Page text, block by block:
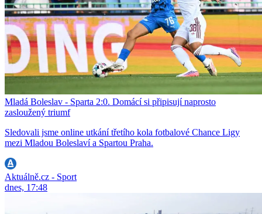
Mladá Boleslav - Sparta 2:0. Domácí si připisují naprosto
zasloužený triumf
Sledovali jsme online utkání třetího kola fotbalové Chance Ligy
mezi Mladou Boleslaví a Spartou Praha.
Aktuálně.cz - Sport
dnes, 17:48